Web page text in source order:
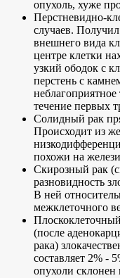
опухоль, хуже
Перстневидно-
случаев. Получил
внешнего вида
центре клетки
узкий ободок с
перстень с
течение первых
Солидный рак
Происходит из
похожи на
Скирозный рак
разновидность
В ней
межклеточного
(после
рака)
составляет 2% -
опухоли склонен